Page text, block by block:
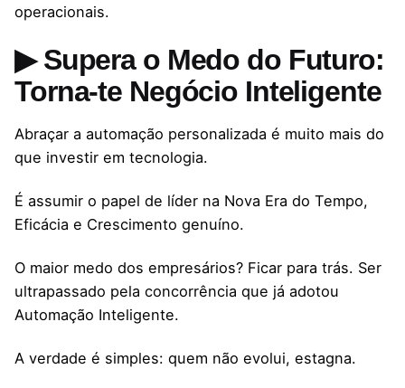
operacionais.
▶ Supera o Medo do Futuro:
Torna-te Negócio Inteligente
Abraçar a automação personalizada é muito mais do
que investir em tecnologia.
É assumir o papel de líder na Nova Era do Tempo,
Eficácia e Crescimento genuíno.
O maior medo dos empresários? Ficar para trás. Ser
ultrapassado pela concorrência que já adotou
Automação Inteligente.
A verdade é simples: quem não evolui, estagna.